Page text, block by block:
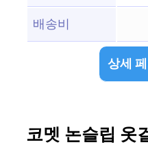
배송비
상세
코멧 논슬립 옷